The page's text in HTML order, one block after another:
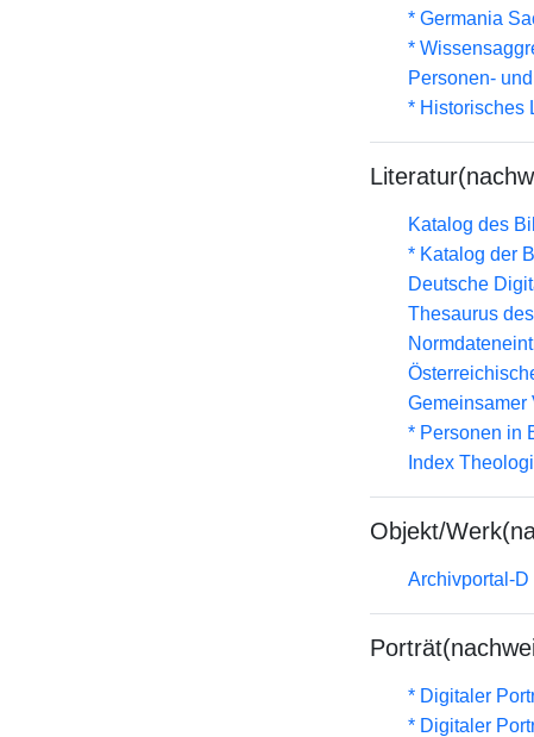
* Germania
*
Personen-
* Historisches
Katalog des
* Katalog der
Deutsche
Thesaurus
Gemeinsamer
* Personen in
Index
Objekt/
Archivportal-D
* Digitaler
* Digitaler